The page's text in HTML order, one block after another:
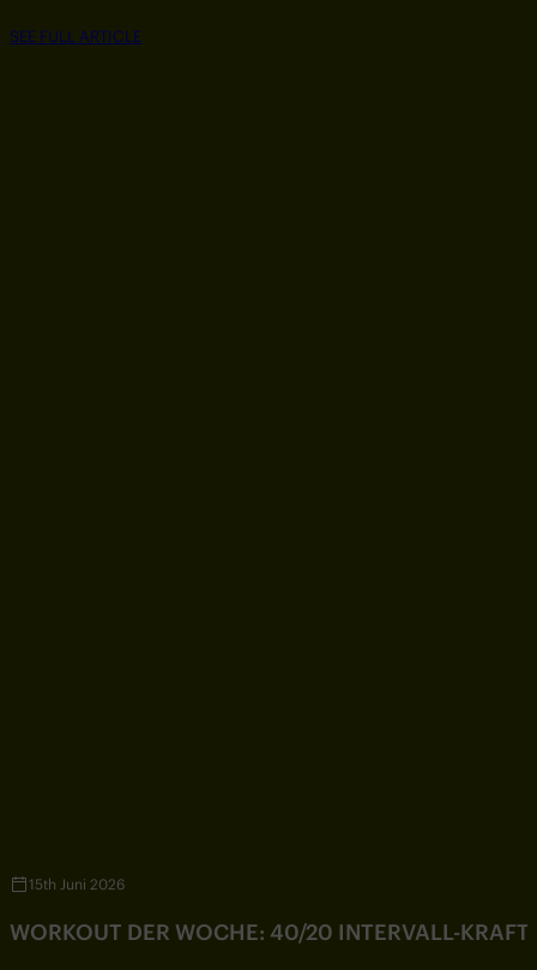
SEE FULL ARTICLE
15th Juni 2026
WORKOUT DER WOCHE: 40/20 INTERVALL-